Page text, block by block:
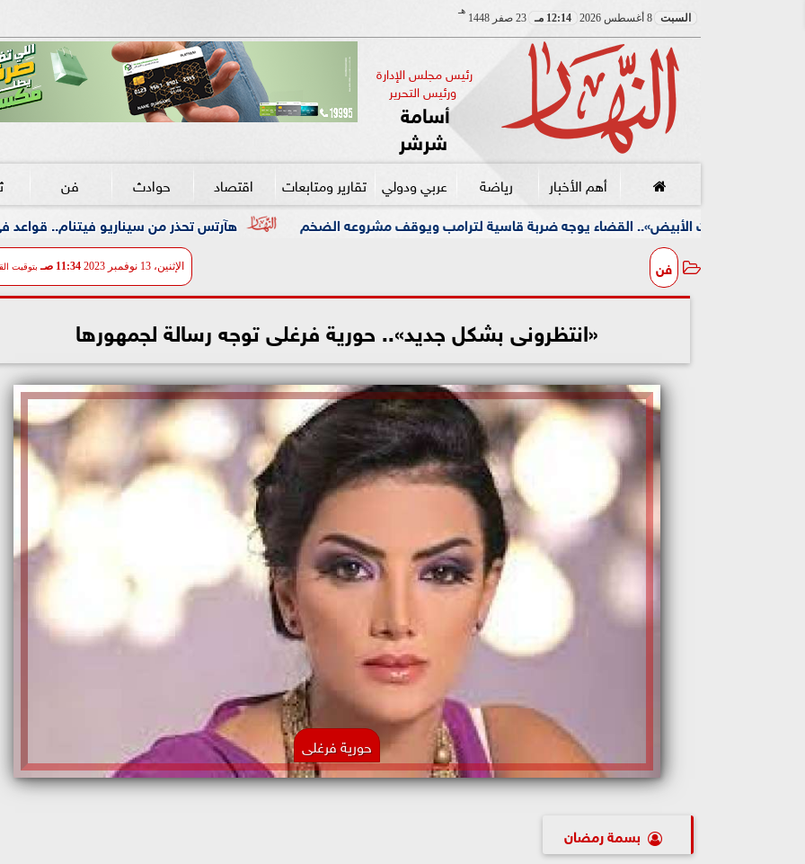
السبت 8 أغسطس 2026 12:14 مـ 23 صفر 1448
هـ
رئيس مجلس الإدارة
ورئيس التحرير
أسامة
شرشر
أهم الأخبار رياضة عربي ودولي تقارير ومتابعات اقتصاد حوادث فن
هآرتس تحذر من سيناريو فيتنام.. قواعد في لبنان واحتلال ممتد القضاء يوجه ضربة قاسية لترامب ويوقف مشروعه الضخم
فن الإثنين، 13 نوفمبر 2023 11:34 صـ بتوقيت
«انتظرونى بشكل جديد».. حورية فرغلى توجه رسالة لجمهورها
حورية فرغلى
بسمة رمضان